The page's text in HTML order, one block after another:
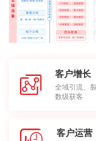
客户增长
全域引流、
数级获客
客户运营